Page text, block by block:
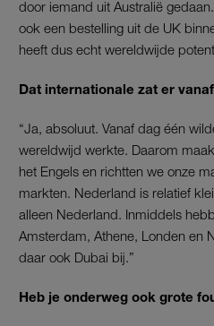
door iemand uit Australië
ook een bestelling uit de UK
heeft dus echt wereldwijde
Dat internationale zat er
“Ja, absoluut. Vanaf dag één
wereldwijd werkte. Daarom
het Engels en richtten we onze
markten. Nederland is relatief
alleen Nederland. Inmiddels
Amsterdam, Athene, Londen en
daar ook Dubai bij.”
Heb je onderweg ook grote